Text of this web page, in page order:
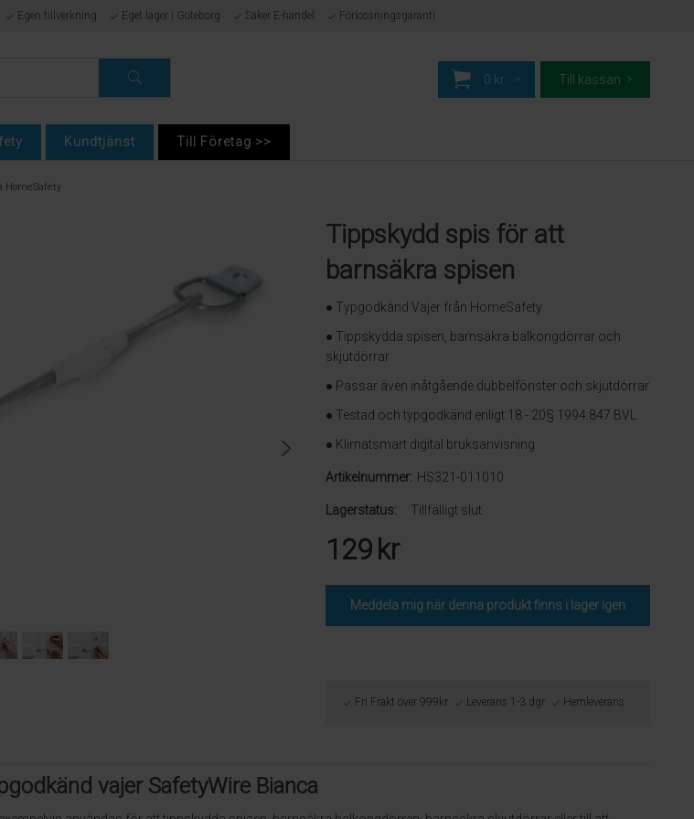
Egen tillverkning Eget lager i Göteborg Säker E-handel Förlossningsgaranti
Kundtjänst Till Företag >>
Till kassan
0 kr
HomeSafety
Tippskydd spis för att
barnsäkra spisen
● Typgodkänd Vajer från HomeSafety
● Tippskydda spisen, barnsäkra balkongdörrar och
skjutdörrar
● Passar även inåtgående dubbelfönster och skjutdörrar
● Testad och typgodkänd enligt 18 - 20§ 1994:847 BVL
● Klimatsmart digital bruksanvisning
Artikelnummer: HS321-011010
Lagerstatus: Tillfälligt slut
129 kr
Meddela mig när denna produkt finns i lager igen
Fri Frakt över 999kr Leverans 1-3 dgr Hemleverans
vajer SafetyWire Bianca